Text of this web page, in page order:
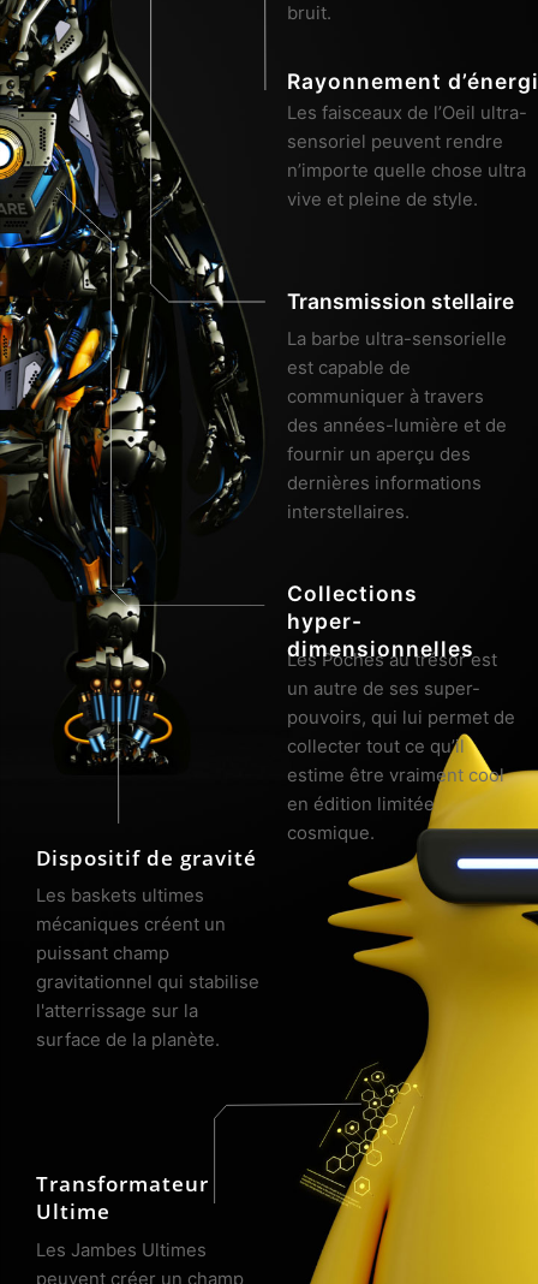
bruit.
Rayonnement
Les faisceaux de l’Oeil ultra-
sensoriel peuvent rendre
n’importe quelle chose ultra
vive et pleine de style.
Transformateur
Ultime
Les Jambes Ultimes
peuvent créer un champ
Transmission stellaire
La barbe ultra-sensorielle
est capable de
communiquer à travers
des années-lumière et de
fournir un aperçu des
dernières informations
interstellaires.
Collections
hyper-
dimensionnelles
Les Poches au trésor est
un autre de ses super-
pouvoirs, qui lui permet de
collecter tout ce qu’il
estime être vraiment cool
en édition limitée
cosmique.
Dispositif de gravité
Les baskets ultimes
mécaniques créent un
puissant champ
gravitationnel qui stabilise
l'atterrissage sur la
surface de la planète.